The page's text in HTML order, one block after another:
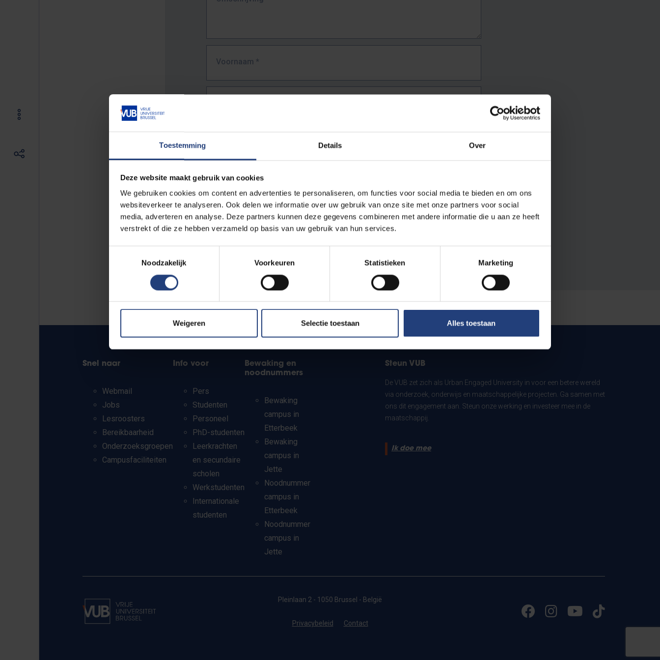
Toestemming Details Over
Deze website maakt gebruik van cookies
We gebruiken cookies om content en advertenties te personaliseren, om functies voor social media te bieden en om ons
websiteverkeer te analyseren. Ook delen we informatie over uw gebruik van onze site met onze partners voor social
media, adverteren en analyse. Deze partners kunnen deze gegevens combineren met andere informatie die u aan ze heeft
verstrekt of die ze hebben verzameld op basis van uw gebruik van hun services.
Noodzakelijk
Voorkeuren Statistieken Marketing
Weigeren Selectie toestaan Alles toestaan
Voornaam *
URL*
De volledige URL van de pagina waar je de fout zag.
Bv. https://www.vub.be/nl/studeren-aan-de-vub/alle-opleidingen
Snel naar
Webmail
Jobs
Lesroosters
Bereikbaarheid
Onderzoeksgroepen
Campusfaciliteiten
Info voor
Pers
Studenten
Personeel
PhD-studenten
Leerkrachten
en secundaire
scholen
Werkstudenten
Internationale
studenten
Bewaking en
noodnummers
Bewaking
campus in
Etterbeek
Bewaking
campus in
Jette
Noodnummer
campus in
Etterbeek
Noodnummer
campus in
Jette
Steun VUB
De VUB zet zich als Urban Engaged University in voor een betere wereld
via onderzoek, onderwijs en maatschappelijke projecten. Ga samen met
ons dit engagement aan. Steun onze werking en investeer mee in de
maatschappij.
Ik doe mee
Pleinlaan 2 - 1050 Brussel - België
Privacybeleid Contact